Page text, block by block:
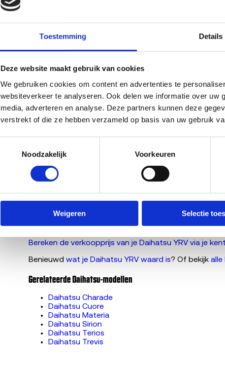
Toestemming Details
Deze website maakt gebruik van cookies
We gebruiken cookies om content en advertenties te
websiteverkeer te analyseren. Ook delen we informatie over
media, adverteren en analyse. Deze partners kunnen deze
verstrekt of die ze hebben verzameld op basis van uw gebruik
Noodzakelijk
Voorkeuren
Weigeren Selectie
Een ARN-erkend demontagebedrijf demonteert je Yrv
Yrv's een tweede leven. Van het overige gewicht
autorecycling.
DoorBart Boensma, marktexpert
Lees verder
Hoe werkt auto laten slopen?
Sloopauto verkopen in Amsterdam
Sloopauto verkopen in Rotterdam
Bereken de verkoopprijs van je Daihatsu YRV via je
Benieuwd wat je Daihatsu YRV waard is? Of bekijk alle
Gerelateerde Daihatsu-modellen
Daihatsu Charade
Daihatsu Cuore
Daihatsu Materia
Daihatsu Sirion
Daihatsu Terios
Daihatsu Trevis